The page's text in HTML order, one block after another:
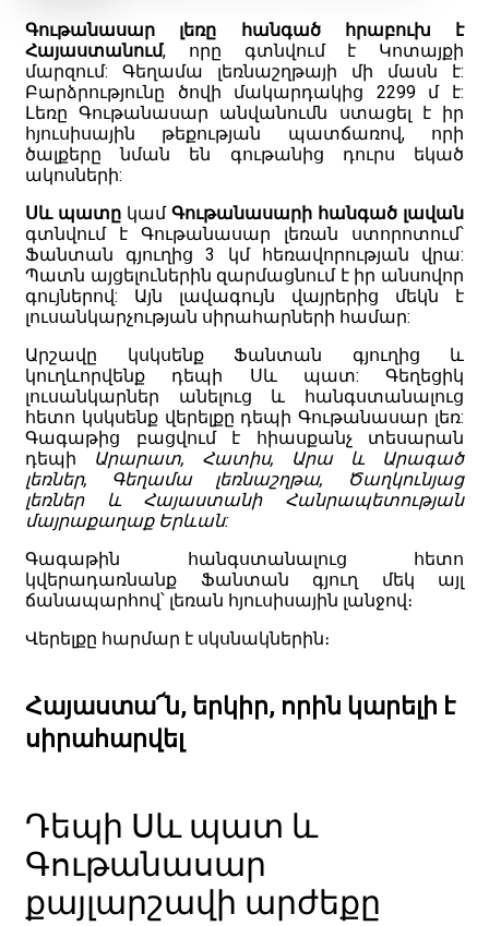
Գութանասար լեռը հանգած հրաբուխ է
Հայաստանում, որը գտնվում է Կոտայքի
մարզում: Գեղամա լեռնաշղթայի մի մասն է:
Բարձրությունը ծովի մակարդակից 2299 մ է:
Լեռը Գութանասար անվանումն ստացել է իր
հյուսիսային թեքության պատճառով, որի
ծալքերը նման են գութանից դուրս եկած
ակոսների:
Սև պատը կամ Գութանասարի հանգած լավան
գտնվում է Գութանասար լեռան ստորոտում՝
Ֆանտան գյուղից 3 կմ հեռավորության վրա:
Պատն այցելուներին զարմացնում է իր անսովոր
գույներով: Այն լավագույն վայրերից մեկն է
լուսանկարչության սիրահարների համար:
Արշավը կսկսենք Ֆանտան գյուղից և
կուղևորվենք դեպի Սև պատ: Գեղեցիկ
լուսանկարներ անելուց և հանգստանալուց
հետո կսկսենք վերելքը դեպի Գութանասար լեռ:
Գագաթից բացվում է հիասքանչ տեսարան
դեպի
Արարատ, Հատիս, Արա և Արագած
լեռներ, Գեղամա լեռնաշղթա, Ծաղկունյաց
լեռներ և Հայաստանի Հանրապետության
մայրաքաղաք Երևան:
Գագաթին հանգստանալուց հետո
կվերադառնանք Ֆանտան գյուղ մեկ այլ
ճանապարհով՝ լեռան հյուսիսային լանջով։
Վերելքը հարմար է սկսնակներին։
Հայաստա՜ն, երկիր, որին կարելի է
սիրահարվել
Դեպի Սև պատ և
Գութանասար
քայլարշավի արժեքը